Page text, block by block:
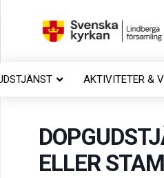
AKTIVITETER &
ELLER